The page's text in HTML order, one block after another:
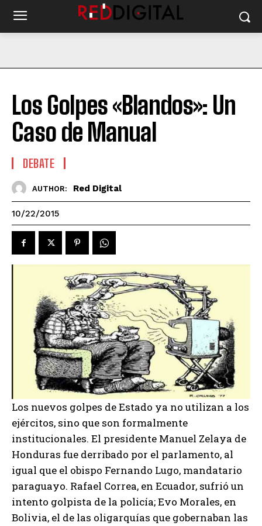
Los Golpes «Blandos»: Un
Caso de Manual
DEBATE
AUTHOR: Red Digital
10/22/2015
Los nuevos golpes de Estado ya no utilizan a los
ejércitos, sino que son formalmente
institucionales. El presidente Manuel Zelaya de
Honduras fue derribado por el parlamento, al
igual que el obispo Fernando Lugo, mandatario
paraguayo. Rafael Correa, en Ecuador, sufrió un
intento golpista de la policía; Evo Morales, en
Bolivia, el de las oligarquías que gobernaban las